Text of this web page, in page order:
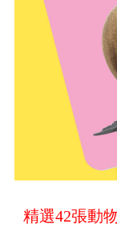
精選42張動